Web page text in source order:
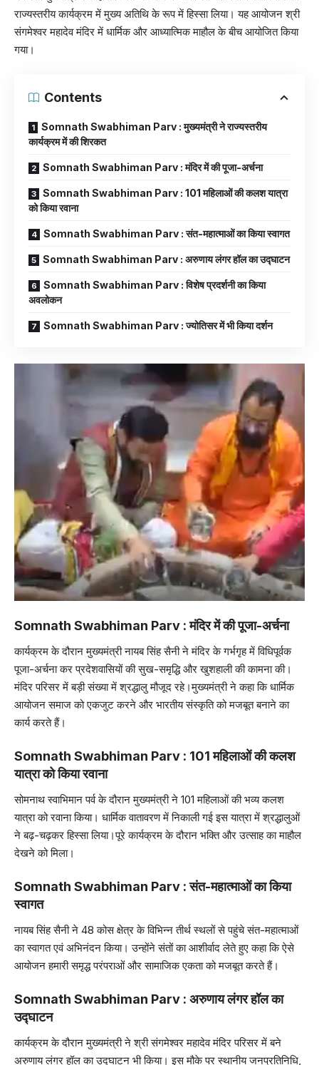
राज्यस्तरीय कार्यक्रम में मुख्य अतिथि के रूप में हिस्सा लिया। यह आयोजन श्री
संगमेश्वर महादेव मंदिर में धार्मिक और आध्यात्मिक माहौल के बीच आयोजित किया
गया।
Contents
Somnath Swabhiman Parv : मुख्यमंत्री ने राज्यस्तरीय
कार्यक्रम में की शिरकत
Somnath Swabhiman Parv : मंदिर में की पूजा-अर्चना
Somnath Swabhiman Parv : 101 महिलाओं की कलश यात्रा
को किया रवाना
Somnath Swabhiman Parv : संत-महात्माओं का किया स्वागत
Somnath Swabhiman Parv : अरुणाय लंगर हॉल का उद्घाटन
Somnath Swabhiman Parv : विशेष प्रदर्शनी का किया
अवलोकन
Somnath Swabhiman Parv : ज्योतिसर में भी किया दर्शन
Somnath Swabhiman Parv : मंदिर में की पूजा-अर्चना
कार्यक्रम के दौरान मुख्यमंत्री नायब सिंह सैनी ने मंदिर के गर्भगृह में विधिपूर्वक
पूजा-अर्चना कर प्रदेशवासियों की सुख-समृद्धि और खुशहाली की कामना की।
मंदिर परिसर में बड़ी संख्या में श्रद्धालु मौजूद रहे।मुख्यमंत्री ने कहा कि धार्मिक
आयोजन समाज को एकजुट करने और भारतीय संस्कृति को मजबूत बनाने का
कार्य करते हैं।
Somnath Swabhiman Parv : 101 महिलाओं की कलश
यात्रा को किया रवाना
सोमनाथ स्वाभिमान पर्व के दौरान मुख्यमंत्री ने 101 महिलाओं की भव्य कलश
यात्रा को रवाना किया। धार्मिक वातावरण में निकाली गई इस यात्रा में श्रद्धालुओं
ने बढ़-चढ़कर हिस्सा लिया।पूरे कार्यक्रम के दौरान भक्ति और उत्साह का माहौल
देखने को मिला।
Somnath Swabhiman Parv : संत-महात्माओं का किया
स्वागत
नायब सिंह सैनी ने 48 कोस क्षेत्र के विभिन्न तीर्थ स्थलों से पहुंचे संत-महात्माओं
का स्वागत एवं अभिनंदन किया। उन्होंने संतों का आशीर्वाद लेते हुए कहा कि ऐसे
आयोजन हमारी समृद्ध परंपराओं और सामाजिक एकता को मजबूत करते हैं।
Somnath Swabhiman Parv : अरुणाय लंगर हॉल का
उद्घाटन
कार्यक्रम के दौरान मुख्यमंत्री ने श्री संगमेश्वर महादेव मंदिर परिसर में बने
अरुणाय लंगर हॉल का उद्घाटन भी किया। इस मौके पर स्थानीय जनप्रतिनिधि,